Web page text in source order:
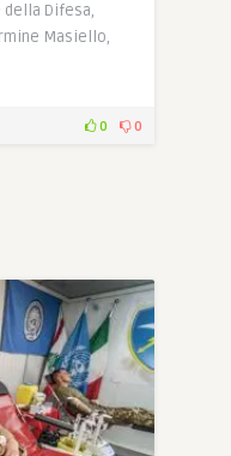
della Difesa,
Masiello,
0 0